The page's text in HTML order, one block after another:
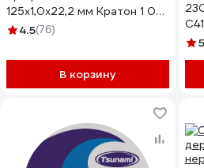
125х1,0х22,2 мм Кратон 1 07
02 019
4.5(76)
В корзину
5